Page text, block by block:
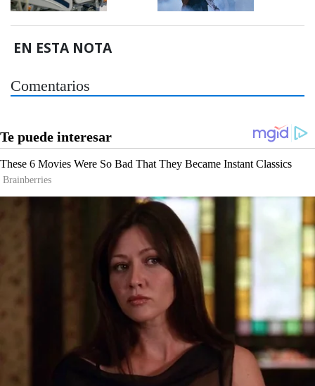
EN ESTA NOTA
Comentarios